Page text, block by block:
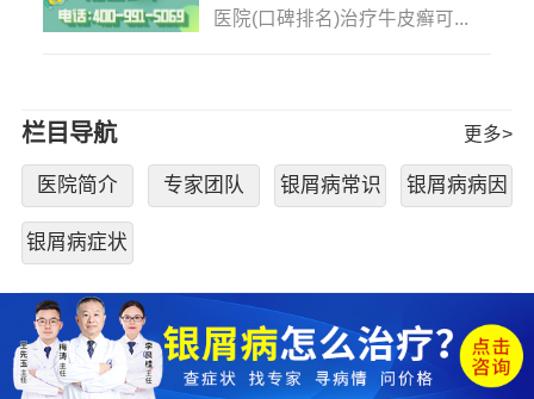
医院(口碑排名)治疗牛皮癣可...
栏目导航 更多>
医院简介 专家团队 银屑病常识 银屑病病因
银屑病症状